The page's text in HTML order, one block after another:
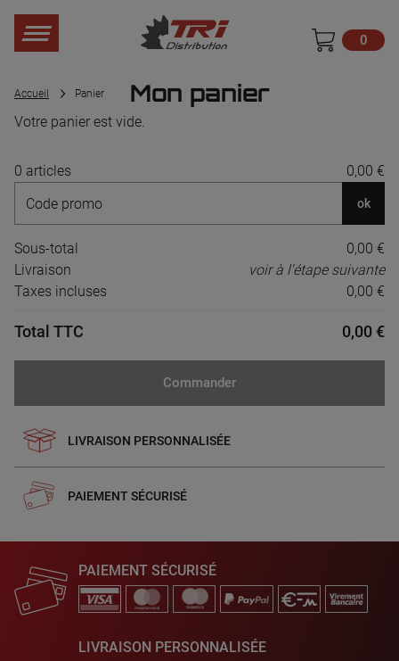
0
Accueil Panier Mon panier
Votre panier est vide.
0 articles 0,00 €
ok
Sous-total
0,00 €
Livraison
voir à l'étape suivante
Taxes incluses
0,00 €
Total TTC 0,00 €
Commander
LIVRAISON PERSONNALISÉE
PAIEMENT SÉCURISÉ
PAIEMENT SÉCURISÉ
LIVRAISON PERSONNALISÉE